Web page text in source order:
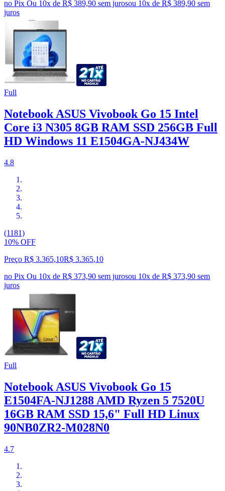
no Pix Ou 10x de R$ 389,90 sem jurosou 10x de R$ 389,90 sem
juros
Full
Notebook ASUS Vivobook Go 15 Intel
Core i3 N305 8GB RAM SSD 256GB Full
HD Windows 11 E1504GA-NJ434W
4.8
(1181)
10% OFF
Preço R$ 3.365,10R$ 3.365,10
no Pix Ou 10x de R$ 373,90 sem jurosou 10x de R$ 373,90 sem
juros
Full
Notebook ASUS Vivobook Go 15
E1504FA-NJ1288 AMD Ryzen 5 7520U
16GB RAM SSD 15,6" Full HD Linux
90NB0ZR2-M028N0
4.7